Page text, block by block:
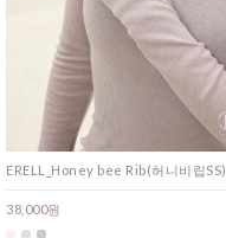
ERELL_Honey bee Rib(허니비립SS)
38,000원